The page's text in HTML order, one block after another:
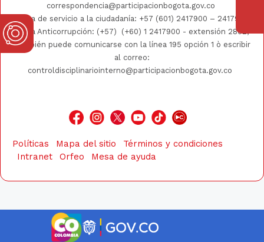
correspondencia@participacionbogota.gov.co
Línea de servicio a la ciudadanía: +57 (601) 2417900 – 2417930
Línea Anticorrupción: (+57)
(+60) 1 2417900 - extensión 2802;
También puede comunicarse con la línea 195 opción 1 ò escribir
al correo:
controldisciplinariointerno@participacionbogota.gov.co
Políticas Mapa del sitio
Términos y condiciones
Intranet
Orfeo Mesa de ayuda